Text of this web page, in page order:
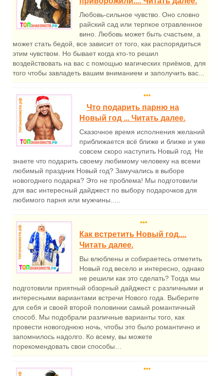
Любовь-сильное чувство. Оно словно
райский сад или терпкое отравленное
вино. Любовь может быть счастьем, а
может стать бедой, все зависит от того, как распорядиться
этим чувством. Но бывает когда кто-то решил
воздействовать на вас с помощью магических приёмов, для
того чтобы завладеть вашим вниманием и заполучить вас...
•••
Что подарить парню на
Новый год ... Читать далее.
Сказочное время исполнения желаний
приближается всё ближе и ближе и уже
совсем скоро наступить Новый год. Не
знаете что подарить своему любимому человеку на всеми
любимый праздник Новый год? Замучались в выборе
новогоднего подарка? Это не проблема! Мы подготовили
для вас интересный дайджест по выбору подарочков для
любимого парня или мужчины.....
•••
Как встретить Новый год....
Читать далее.
Вы влюблены и собираетесь отметить
Новый год весело и интересно, однако
не решили как это сделать? Тогда мы
подготовили приятный обзорный дайджест с различными и
интересными вариантами встречи Нового года. Выберите
для себя и своей второй половинки самый романтичный
способ. Мы подобрали различные варианты того, как
провести новогоднюю ночь, чтобы это было романтично и
запомнилось надолго. Ко всему, вы можете
порекомендовать свои способы…
•••